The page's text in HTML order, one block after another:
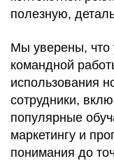
полезную,
Мы уверены, что
командной
использования
сотрудники,
популярные
маркетингу и
понимания до